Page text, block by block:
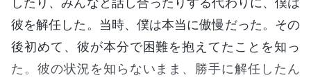
彼を解任した。当時、僕は本当に傲慢だった。その
後初めて、彼が本分で困難を抱えてたことを知っ
た。彼の状況を知らないまま、勝手に解任したん